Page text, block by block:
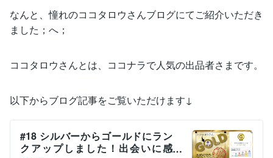
なんと、憧れのココタロウさんブログにてご紹介いただき
ました；へ；
ココタロウさんとは、ココナラで人気の出品者さまです。
以下からブログ記事をご覧いただけます↓
#18 シルバーからゴールドにラン
クアップしました！出会いに感